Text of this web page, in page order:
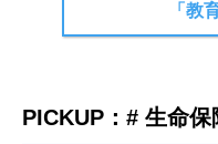
「教
PICKUP：# 生命保